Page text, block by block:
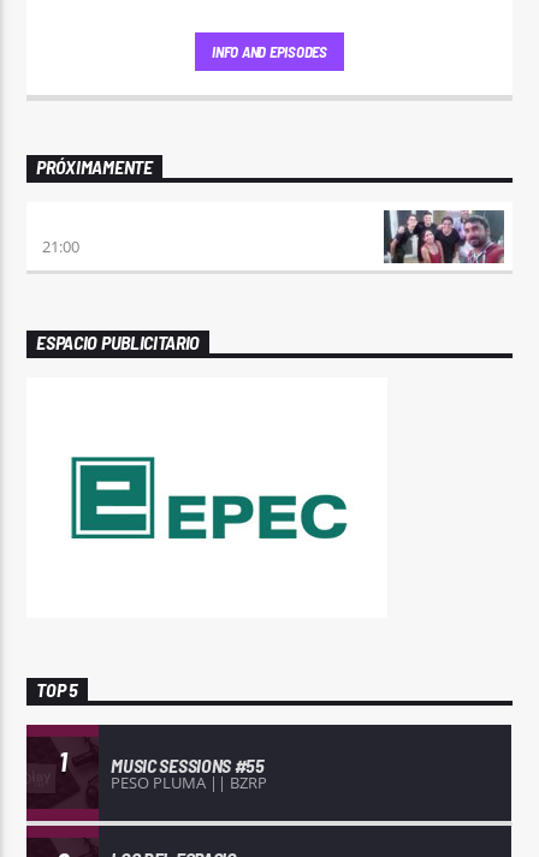
INFO AND EPISODES
PRÓXIMAMENTE
21:00
ESPACIO PUBLICITARIO
TOP 5
1 MUSIC SESSIONS #55
PESO PLUMA || BZRP